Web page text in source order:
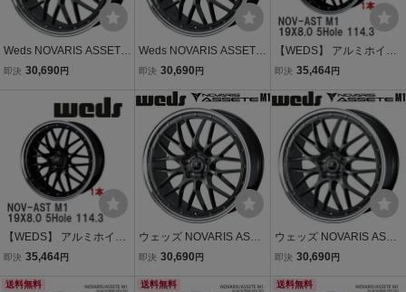
Weds NOVARIS ASSETE
M1 ガンメタ/リムポリッ
H/PCD114.3+45 ハブ径:7
即決 30,690 円
Weds NOVARIS ASSETE
M1 ガンメタ/リムポリッ
H/PCD114.3+35 ハブ径:7
即決 30,690 円
【WEDS】 アルミホイー
ル 1本 NOVARIS ASSETE
114.3 ブラック/リムポリ
ッシュ [0041086]
即決 35,464円
【WEDS】 アルミホイー
ル 1本 NOVARIS ASSETE
114.3 ブラック/リムポリ
即決 35,464円
ウェッズ NOVARIS ASSE
TE M1 ガンメタ/リムポリ
3+45 ハブ径:73φ
即決 30,690 円
ウェッズ NOVARIS ASSE
TE M1 ガンメタ/リムポリ
3+35 ハブ径:73φ
即決 30,690 円
送料無料 送料無料 送料無料